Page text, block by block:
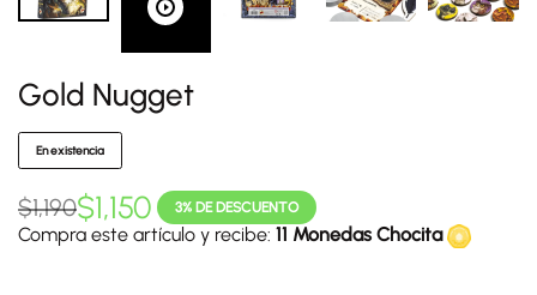
Gold Nugget
En existencia
$1,190$1,150 3% DE DESCUENTO
Compra este artículo y recibe: 11 Monedas Chocita